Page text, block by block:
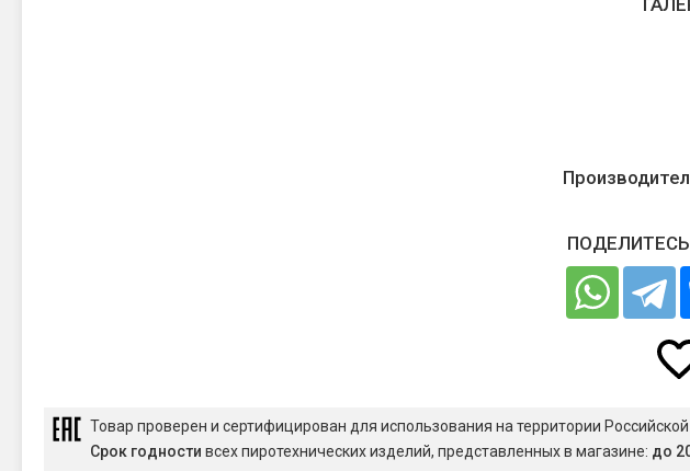
Товар проверен и сертифицирован для использования на территории
Срок годности всех пиротехнических изделий, представленных в магазине: до